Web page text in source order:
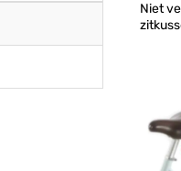
Niet